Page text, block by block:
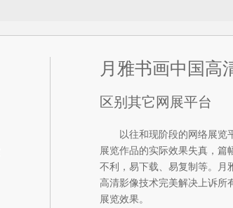
月雅书画中国高
区别其它网展平台
以往和现阶段的网络展览平
展览作品的实际效果失真，篇
不利，易下载、易复制等。月
高清影像技术完美解决上诉所
展览效果。